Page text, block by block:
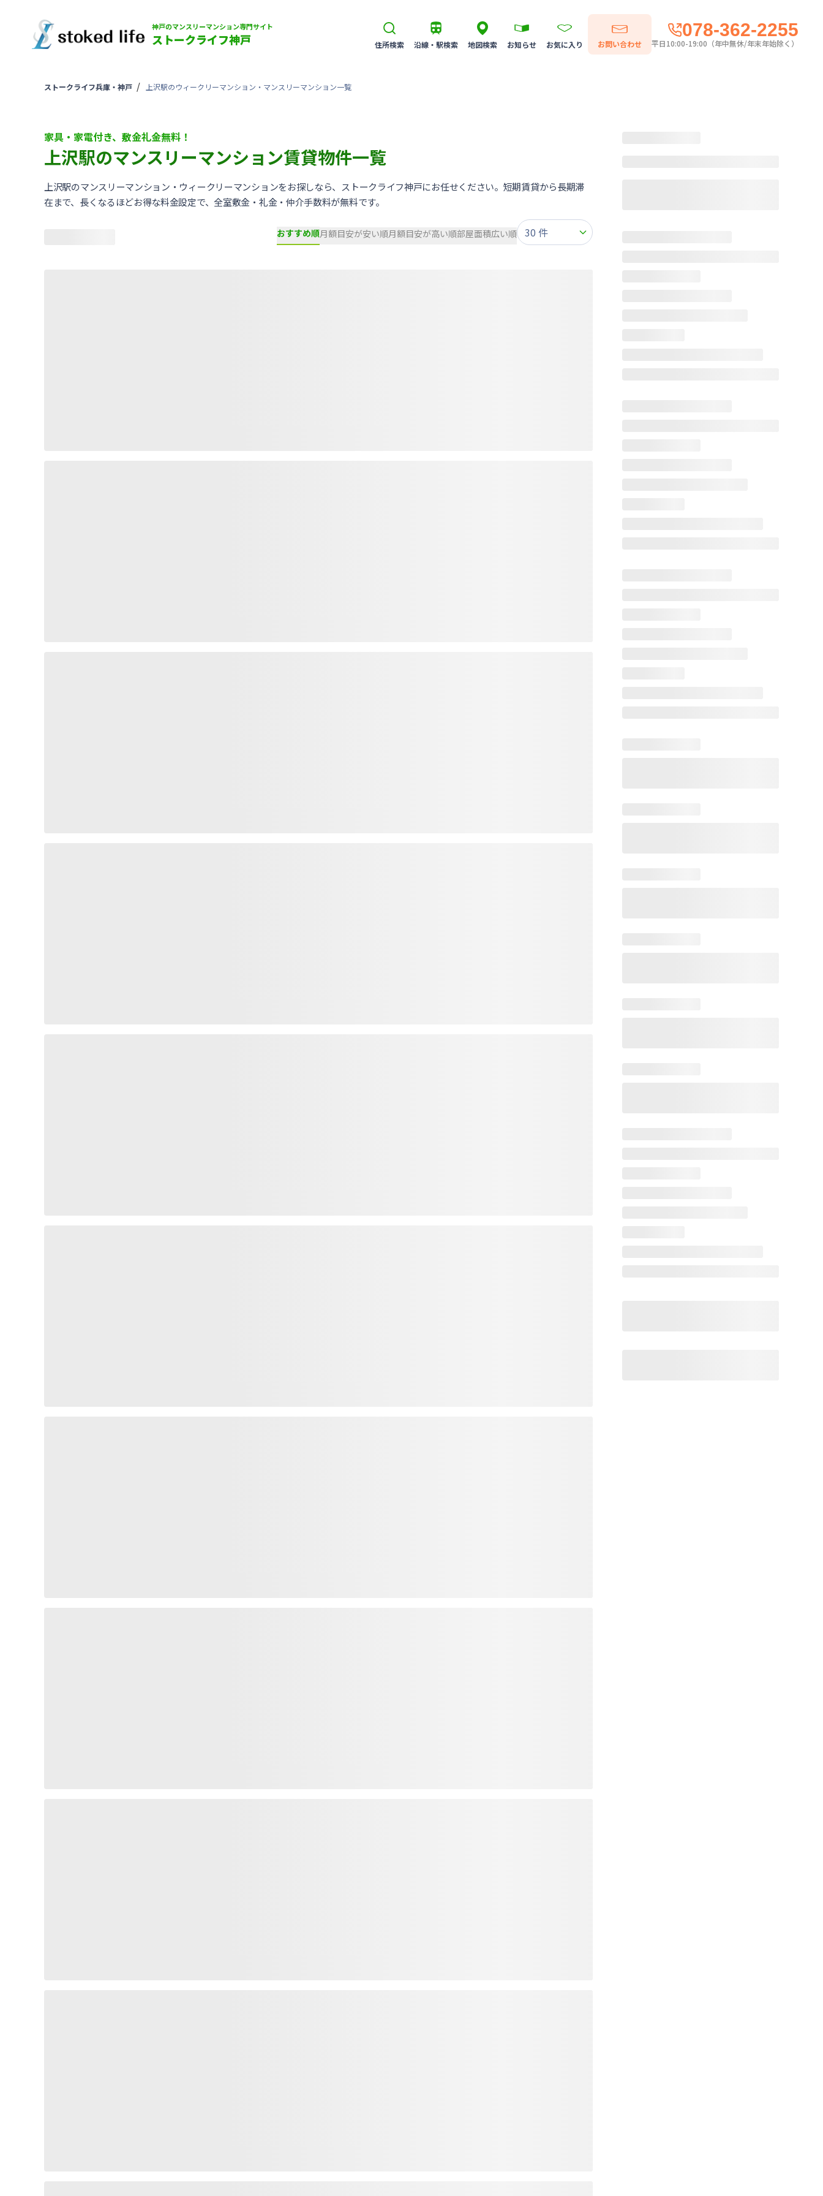
神戸のマンスリーマンション専門サイト
ストークライフ神戸 住所検索 沿線・駅検索 地図検索 お知らせ お気に入り お問い合わせ
078-362-2255
平日10:00-19:00（年中無休/年末年始除く）
ストークライフ兵庫・神戸 上沢駅のウィークリーマンション・マンスリーマンション一覧
家具・家電付き、敷金礼金無料！
上沢駅のマンスリーマンション賃貸物件一覧
上沢駅のマンスリーマンション・ウィークリーマンションをお探しなら、ストークライフ神戸にお任せください。短期賃貸から長期滞
在まで、長くなるほどお得な料金設定で、全室敷金・礼金・仲介手数料が無料です。
おすすめ順月額目安が安い順月額目安が高い順部屋面積広い順